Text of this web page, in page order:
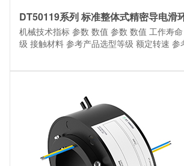
DT50119系列 标准整体式精密导电滑
机械技术指标 参数 数值 参数 数值 工作寿
级 接触材料 参考产品选型等级 额定转速